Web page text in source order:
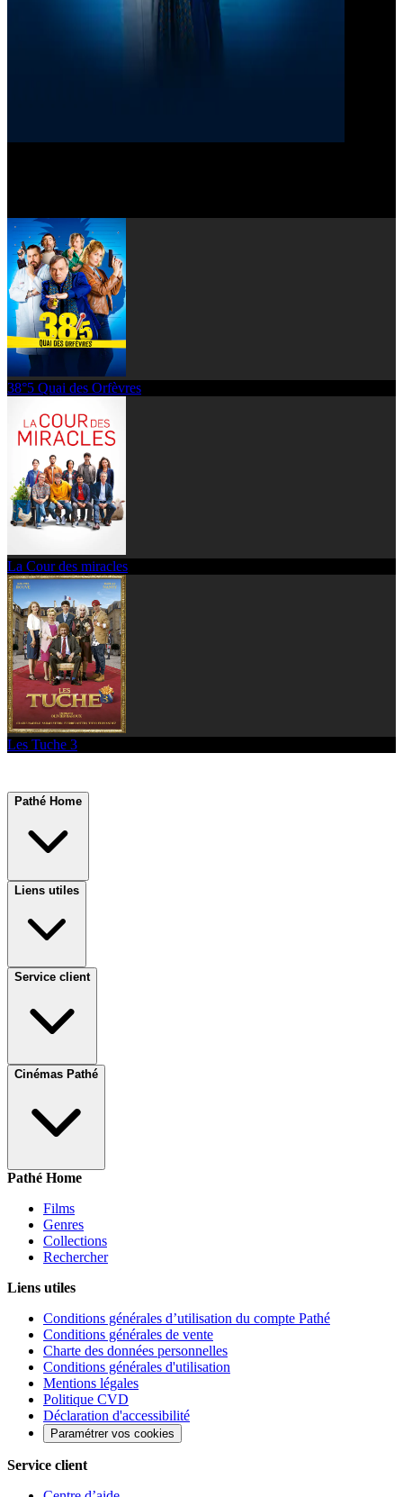
38°5 Quai des Orfèvres
La Cour des miracles
Les Tuche 3
Pathé Home
Liens utiles
Service client
Cinémas Pathé
Pathé Home
Films
Genres
Collections
Rechercher
Liens utiles
Conditions générales d’utilisation du compte Pathé
Conditions générales de vente
Charte des données personnelles
Conditions générales d'utilisation
Mentions légales
Politique CVD
Déclaration d'accessibilité
Paramétrer vos cookies
Service client